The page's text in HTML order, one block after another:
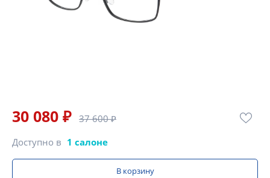
30 080 ₽ 37 600 ₽
Доступно в 1 салоне
В корзину